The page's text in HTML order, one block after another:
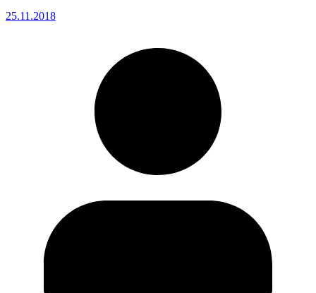
25.11.2018